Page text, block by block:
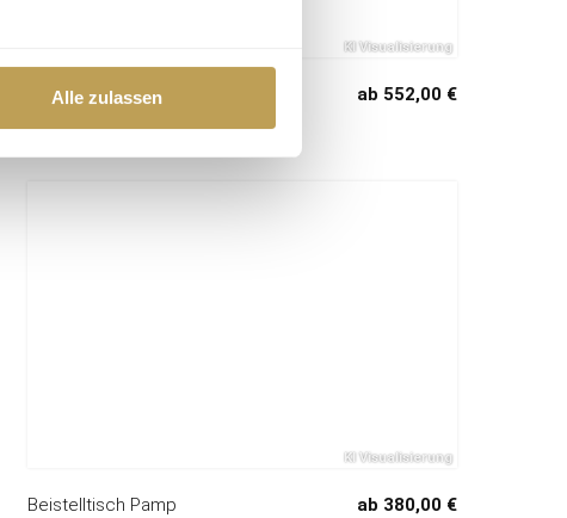
Alle zulassen
Beistelltisch Capri ab 552,00 €
Beistelltisch Pamp ab 380,00 €